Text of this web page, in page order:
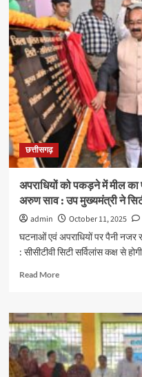
कार्ड
बनाने
महाअभियान
13
अक्टूबर
को
:
वरिष्ठ
नागरिकों
के
वय
वंदन
कार्ड
भी
बनाए
जाएंगे,
दुकानों
में
छत्तीसगढ़
अपराधियों को पकड़ने में मील का
अरुण साव : उप मुख्यमंत्री ने
admin October 11, 2025
घटनाओं एवं अपराधियों पर पैनी नजर
: सीसीटीवी सिटी सर्विलांस कक्ष से
Read MoreRead
अपराधियों
को
पकड़ने
में
मील